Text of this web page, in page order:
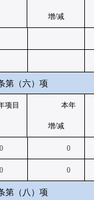
增/减
第（六）项
项目 本年
增/减
0 0
0 0
第（八）项